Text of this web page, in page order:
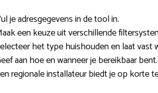
je adresgegevens in de tool in.
een keuze uit verschillende
het type huishouden en laat vast
aan hoe en wanneer je bereikbaar bent.
regionale installateur biedt je op korte